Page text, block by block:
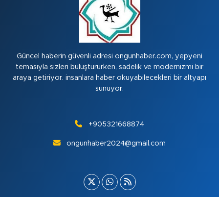
Güncel haberin güvenli adresi ongunhaber.com, yepyeni
temasıyla sizleri buluştururken, sadelik ve modernizmi bir
araya getiriyor. insanlara haber okuyabilecekleri bir altyapı
sunuyor.
+905321668874
ongunhaber2024@gmail.com